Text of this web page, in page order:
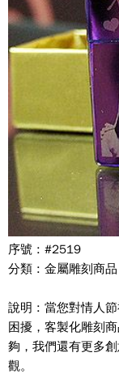
序號 : #2519
分類 : 金屬雕刻商
說明 : 當您對情人
困擾，客製化雕刻
夠，我們還有更多
觀。